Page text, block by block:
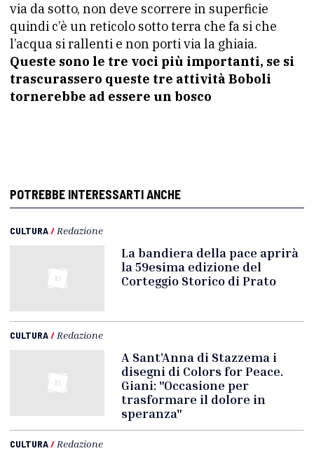
via da sotto, non deve scorrere in superficie
quindi c’è un reticolo sotto terra che fa si che
l’acqua si rallenti e non porti via la ghiaia.
Queste sono le tre voci più importanti, se si
trascurassero queste tre attività Boboli
tornerebbe ad essere un bosco
POTREBBE INTERESSARTI ANCHE
CULTURA/ Redazione
La bandiera della pace aprirà
la 59esima edizione del
Corteggio Storico di Prato
CULTURA/ Redazione
A Sant’Anna di Stazzema i
disegni di Colors for Peace.
Giani: "Occasione per
trasformare il dolore in
speranza"
CULTURA/ Redazione